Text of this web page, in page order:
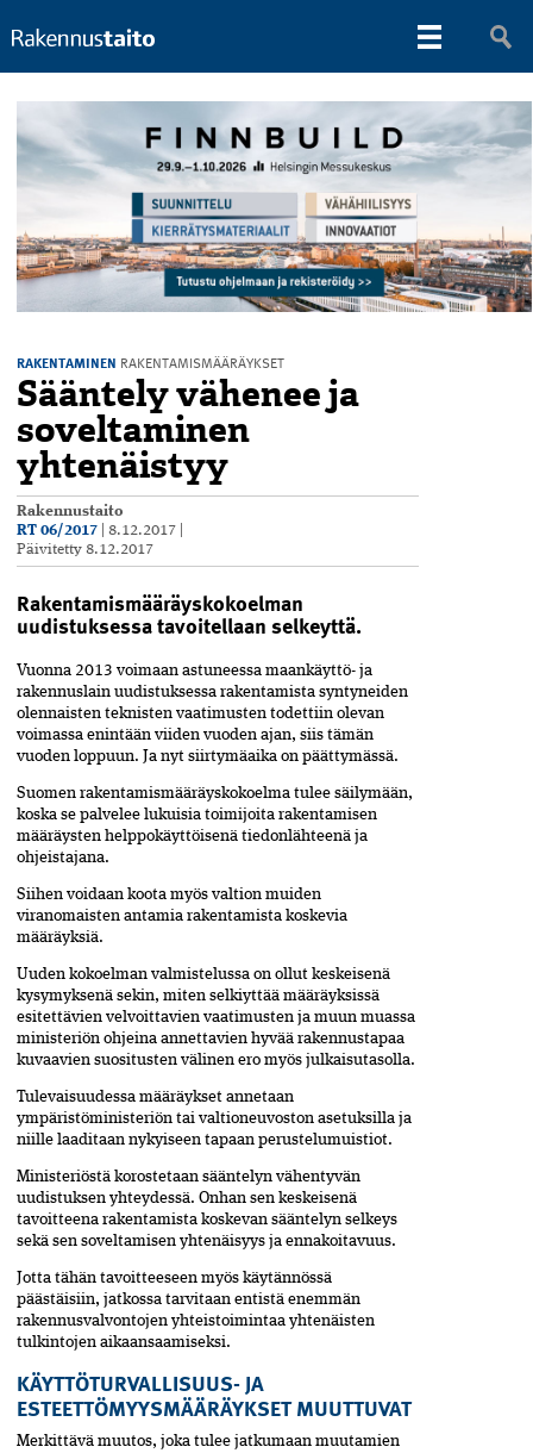
RAKENTAMINEN RAKENTAMISMÄÄRÄYKSET
Sääntely vähenee ja
soveltaminen
yhtenäistyy
Rakennustaito
RT 06/2017
8.12.2017
Päivitetty 8.12.2017
Rakentamismääräyskokoelman
uudistuksessa tavoitellaan selkeyttä.
Vuonna 2013 voimaan astuneessa maankäyttö- ja
rakennuslain uudistuksessa rakentamista syntyneiden
olennaisten teknisten vaatimusten todettiin olevan
voimassa enintään viiden vuoden ajan, siis tämän
vuoden loppuun. Ja nyt siirtymäaika on päättymässä.
Suomen rakentamismääräyskokoelma tulee säilymään,
koska se palvelee lukuisia toimijoita rakentamisen
määräysten helppokäyttöisenä tiedonlähteenä ja
ohjeistajana.
Siihen voidaan koota myös valtion muiden
viranomaisten antamia rakentamista koskevia
määräyksiä.
Uuden kokoelman valmistelussa on ollut keskeisenä
kysymyksenä sekin, miten selkiyttää määräyksissä
esitettävien velvoittavien vaatimusten ja muun muassa
ministeriön ohjeina annettavien hyvää rakennustapaa
kuvaavien suositusten välinen ero myös julkaisutasolla.
Tulevaisuudessa määräykset annetaan
ympäristöministeriön tai valtioneuvoston asetuksilla ja
niille laaditaan nykyiseen tapaan perustelumuistiot.
Ministeriöstä korostetaan sääntelyn vähentyvän
uudistuksen yhteydessä. Onhan sen keskeisenä
tavoitteena rakentamista koskevan sääntelyn selkeys
sekä sen soveltamisen yhtenäisyys ja ennakoitavuus.
Jotta tähän tavoitteeseen myös käytännössä
päästäisiin, jatkossa tarvitaan entistä enemmän
rakennusvalvontojen yhteistoimintaa yhtenäisten
tulkintojen aikaansaamiseksi.
KÄYTTÖTURVALLISUUS- JA
ESTEETTÖMYYSMÄÄRÄYKSET MUUTTUVAT
Merkittävä muutos, joka tulee jatkumaan muutamien